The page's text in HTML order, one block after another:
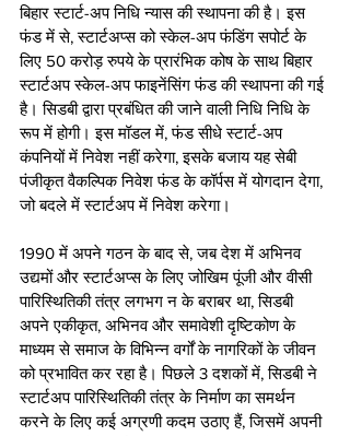
बिहार स्टार्ट-अप निधि न्यास की स्थापना की है। इस
फंड में से, स्टार्टअप्स को स्केल-अप फंडिंग सपोर्ट के
लिए 50 करोड़ रुपये के प्रारंभिक कोष के साथ बिहार
स्टार्टअप स्केल-अप फाइनेंसिंग फंड की स्थापना की गई
है। सिडबी द्वारा प्रबंधित की जाने वाली निधि निधि के
रूप में होगी। इस मॉडल में, फंड सीधे स्टार्ट-अप
कंपनियों में निवेश नहीं करेगा, इसके बजाय यह सेबी
पंजीकृत वैकल्पिक निवेश फंड के कॉर्पस में योगदान देगा,
जो बदले में स्टार्टअप में निवेश करेगा।
1990 में अपने गठन के बाद से, जब देश में अभिनव
उद्यमों और स्टार्टअप्स के लिए जोखिम पूंजी और वीसी
पारिस्थितिकी तंत्र लगभग न के बराबर था, सिडबी
अपने एकीकृत, अभिनव और समावेशी दृष्टिकोण के
माध्यम से समाज के विभिन्न वर्गों के नागरिकों के जीवन
को प्रभावित कर रहा है। पिछले 3 दशकों में, सिडबी ने
स्टार्टअप पारिस्थितिकी तंत्र के निर्माण का समर्थन
करने के लिए कई अग्रणी कदम उठाए हैं, जिसमें अपनी